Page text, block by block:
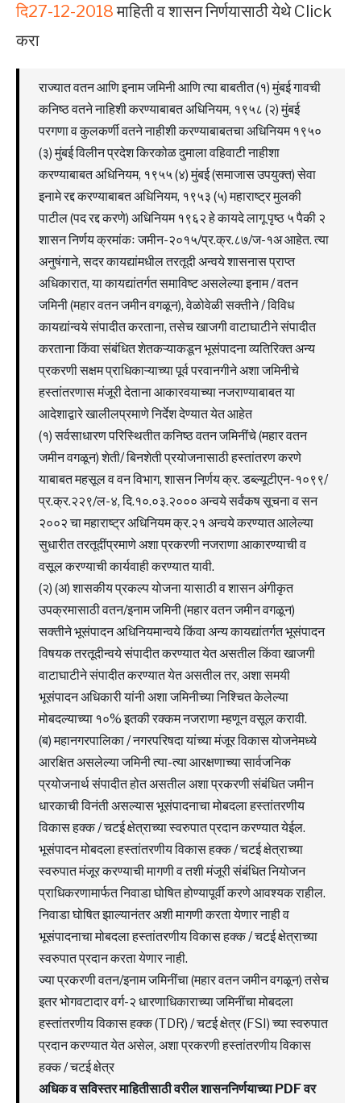
दि27-12-2018माहिती व शासन निर्णयासाठी येथे Click
करा
राज्यात वतन आणि इनाम जमिनी आणि त्या बाबतीत (१) मुंबई गावची
कनिष्ठ वतने नाहिशी करण्याबाबत अधिनियम, १९५८ (२) मुंबई
परगणा व कुलकर्णी वतने नाहीशी करण्याबाबतचा अधिनियम १९५०
(३) मुंबई विलीन प्रदेश किरकोळ दुमाला वहिवाटी नाहीशा
करण्याबाबत अधिनियम, १९५५ (४) मुंबई (समाजास उपयुक्त) सेवा
इनामे रद्द करण्याबाबत अधिनियम, १९५३ (५) महाराष्ट्र मुलकी
पाटील (पद रद्द करणे) अधिनियम १९६२ हे कायदे लागू पृष्ठ ५ पैकी २
शासन निर्णय क्रमांकः जमीन-२०१५/प्र.क्र.८७/ज-१अ आहेत. त्या
अनुषंगाने, सदर कायद्यांमधील तरतूदी अन्वये शासनास प्राप्त
अधिकारात, या कायद्यांतर्गत समाविष्ट असलेल्या इनाम / वतन
जमिनी (महार वतन जमीन वगळून), वेळोवेळी सक्तीने / विविध
कायद्यांन्वये संपादीत करताना, तसेच खाजगी वाटाघाटीने संपादीत
करताना किंवा संबंधित शेतकऱ्याकडून भूसंपादना व्यतिरिक्त अन्य
प्रकरणी सक्षम प्राधिकाऱ्याच्या पूर्व परवानगीने अशा जमिनीचे
हस्तांतरणास मंजूरी देताना आकारवयाच्या नजराण्याबाबत या
आदेशाद्वारे खालीलप्रमाणे निर्देश देण्यात येत आहेत
(१) सर्वसाधारण परिस्थितीत कनिष्ठ वतन जमिनींचे (महार वतन
जमीन वगळून) शेती/ बिनशेती प्रयोजनासाठी हस्तांतरण करणे
याबाबत महसूल व वन विभाग, शासन निर्णय क्र. डब्ल्यूटीएन-१०९९/
प्र.क्र.२२९/ल-४, दि.१०.०३.२००० अन्वये सर्वंकष सूचना व सन
२००२ चा महाराष्ट्र अधिनियम क्र.२१ अन्वये करण्यात आलेल्या
सुधारीत तरतूदींप्रमाणे अशा प्रकरणी नजराणा आकारण्याची व
वसूल करण्याची कार्यवाही करण्यात यावी.
(२) (अ) शासकीय प्रकल्प योजना यासाठी व शासन अंगीकृत
उपक्रमासाठी वतन/इनाम जमिनी (महार वतन जमीन वगळून)
सक्तीने भूसंपादन अधिनियमान्वये किंवा अन्य कायद्यांतर्गत भूसंपादन
विषयक तरतूदीन्वये संपादीत करण्यात येत असतील किंवा खाजगी
वाटाघाटीने संपादीत करण्यात येत असतील तर, अशा समयी
भूसंपादन अधिकारी यांनी अशा जमिनीच्या निश्चित केलेल्या
मोबदल्याच्या १०% इतकी रक्कम नजराणा म्हणून वसूल करावी.
(ब) महानगरपालिका / नगरपरिषदा यांच्या मंजूर विकास योजनेमध्ये
आरक्षित असलेल्या जमिनी त्या-त्या आरक्षणाच्या सार्वजनिक
प्रयोजनार्थ संपादीत होत असतील अशा प्रकरणी संबंधित जमीन
धारकाची विनंती असल्यास भूसंपादनाचा मोबदला हस्तांतरणीय
विकास हक्क / चटई क्षेत्राच्या स्वरुपात प्रदान करण्यात येईल.
भूसंपादन मोबदला हस्तांतरणीय विकास हक्क / चटई क्षेत्राच्या
स्वरुपात मंजूर करण्याची मागणी व तशी मंजूरी संबंधित नियोजन
प्राधिकरणामार्फत निवाडा घोषित होण्यापूर्वी करणे आवश्यक राहील.
निवाडा घोषित झाल्यानंतर अशी मागणी करता येणार नाही व
भूसंपादनाचा मोबदला हस्तांतरणीय विकास हक्क / चटई क्षेत्राच्या
स्वरुपात प्रदान करता येणार नाही.
ज्या प्रकरणी वतन/इनाम जमिनींचा (महार वतन जमीन वगळून) तसेच
इतर भोगवटादार वर्ग-२ धारणाधिकाराच्या जमिनींचा मोबदला
हस्तांतरणीय विकास हक्क (TDR) / चटई क्षेत्र (FSI) च्या स्वरुपात
प्रदान करण्यात येत असेल, अशा प्रकरणी हस्तांतरणीय विकास
हक्क / चटई क्षेत्र
अधिक व सविस्तर माहितीसाठी वरील शासननिर्णयाच्या PDF वर